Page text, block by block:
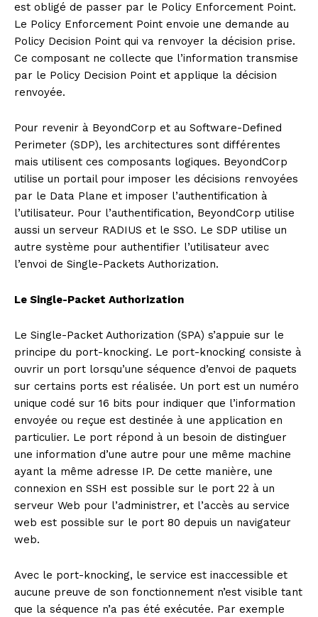
est obligé de passer par le Policy Enforcement Point.
Le Policy Enforcement Point envoie une demande au
Policy Decision Point qui va renvoyer la décision prise.
Ce composant ne collecte que l’information transmise
par le Policy Decision Point et applique la décision
renvoyée.
Pour revenir à BeyondCorp et au Software-Defined
Perimeter (SDP), les architectures sont différentes
mais utilisent ces composants logiques. BeyondCorp
utilise un portail pour imposer les décisions renvoyées
par le Data Plane et imposer l’authentification à
l’utilisateur. Pour l’authentification, BeyondCorp utilise
aussi un serveur RADIUS et le SSO. Le SDP utilise un
autre système pour authentifier l’utilisateur avec
l’envoi de Single-Packets Authorization.
Le Single-Packet Authorization
Le Single-Packet Authorization (SPA) s’appuie sur le
principe du port-knocking. Le port-knocking consiste à
ouvrir un port lorsqu’une séquence d’envoi de paquets
sur certains ports est réalisée. Un port est un numéro
unique codé sur 16 bits pour indiquer que l’information
envoyée ou reçue est destinée à une application en
particulier. Le port répond à un besoin de distinguer
une information d’une autre pour une même machine
ayant la même adresse IP. De cette manière, une
connexion en SSH est possible sur le port 22 à un
serveur Web pour l’administrer, et l’accès au service
web est possible sur le port 80 depuis un navigateur
web.
Avec le port-knocking, le service est inaccessible et
aucune preuve de son fonctionnement n’est visible tant
que la séquence n’a pas été exécutée. Par exemple